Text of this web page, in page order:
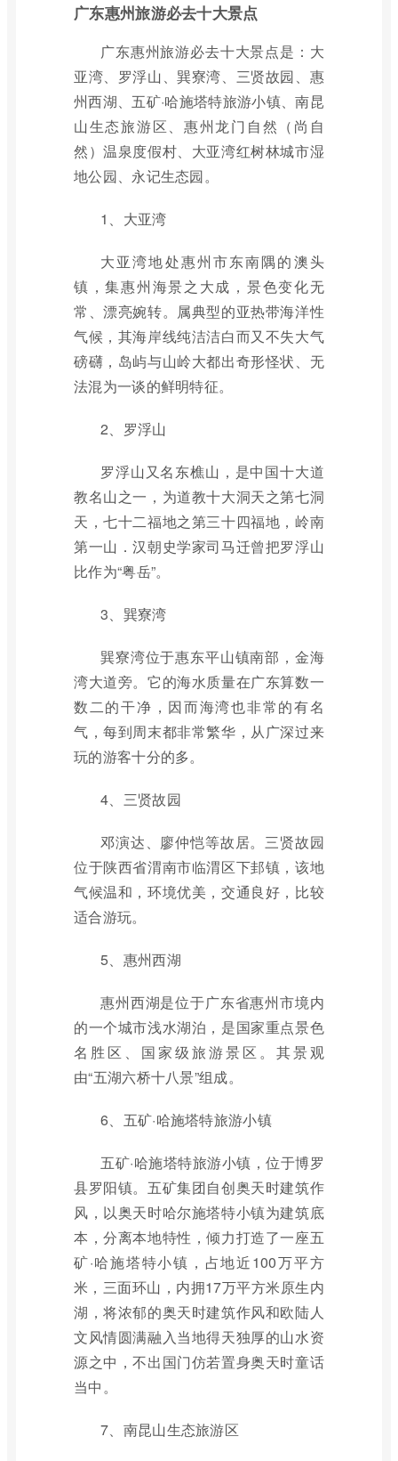
广东惠州旅游必去十大景点
广东惠州旅游必去十大景点是：大
亚湾、罗浮山、巽寮湾、三贤故园、惠
州西湖、五矿·哈施塔特旅游小镇、南昆
山生态旅游区、惠州龙门自然（尚自
然）温泉度假村、大亚湾红树林城市湿
地公园、永记生态园。
1、大亚湾
大亚湾地处惠州市东南隅的澳头
镇，集惠州海景之大成，景色变化无
常、漂亮婉转。属典型的亚热带海洋性
气候，其海岸线纯洁洁白而又不失大气
磅礴，岛屿与山岭大都出奇形怪状、无
法混为一谈的鲜明特征。
2、罗浮山
罗浮山又名东樵山，是中国十大道
教名山之一，为道教十大洞天之第七洞
天，七十二福地之第三十四福地，岭南
第一山．汉朝史学家司马迁曾把罗浮山
比作为“粤岳”。
3、巽寮湾
巽寮湾位于惠东平山镇南部，金海
湾大道旁。它的海水质量在广东算数一
数二的干净，因而海湾也非常的有名
气，每到周末都非常繁华，从广深过来
玩的游客十分的多。
4、三贤故园
邓演达、廖仲恺等故居。三贤故园
位于陕西省渭南市临渭区下邽镇，该地
气候温和，环境优美，交通良好，比较
适合游玩。
5、惠州西湖
惠州西湖是位于广东省惠州市境内
的一个城市浅水湖泊，是国家重点景色
名胜区、国家级旅游景区。其景观
由“五湖六桥十八景”组成。
6、五矿·哈施塔特旅游小镇
五矿·哈施塔特旅游小镇，位于博罗
县罗阳镇。五矿集团自创奥天时建筑作
风，以奥天时哈尔施塔特小镇为建筑底
本，分离本地特性，倾力打造了一座五
矿·哈施塔特小镇，占地近100万平方
米，三面环山，内拥17万平方米原生内
湖，将浓郁的奥天时建筑作风和欧陆人
文风情圆满融入当地得天独厚的山水资
源之中，不出国门仿若置身奥天时童话
当中。
7、南昆山生态旅游区